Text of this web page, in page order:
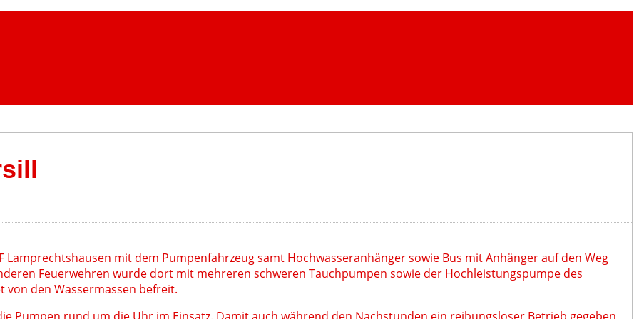
Lamprechtshausen mit dem Pumpenfahrzeug samt Hochwasseranhänger sowie Bus mit Anhänger auf den Weg
Feuerwehren wurde dort mit mehreren schweren Tauchpumpen sowie der Hochleistungspumpe des
den Wassermassen befreit.